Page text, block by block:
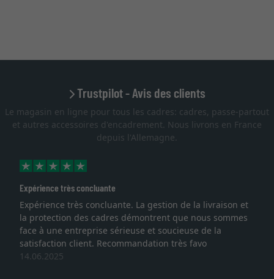
Trustpilot - Avis des clients
Le magasin en ligne pour tous les cadres: cadres, passe-partout
et autres accessoires d'encadrement. Nous livrons en France
depuis l'Allemagne.
Excellent
Je recherchais un cadre sur mesure pour une
lithographie, je suis tombée sur ce site. Le choix et la
qualité sont au rendez vous. Emballage professionnel,
service et livraison dans les temps. J'espère revenir pour
une autre commande. Merci.